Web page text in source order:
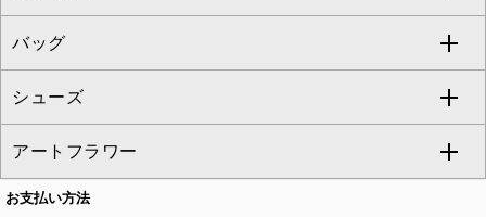
パーカー
タンクトップ・キャミソール
スウェット・ジャージー
その他のトップス
サロペット・オールインワン
その他のパンツ
ショート・ミニ丈スカート
その他のスカート
セットアップ
セットアップジャケット
セットアップパンツ
セットアップスカート
ピーコート
ダッフルコート
チェスターコート
モッズコート
マスク
ストール・マフラー・スヌード
ベルト・サスペンダー
帽子
すべてのアクセサリー
ネックレス
ピアス・イヤリング
ブレスレット・バングル
バッグ
すべてのバッグ
トートバッグ
ショルダーバッグ
シューズ
すべてのシューズ
パンプス
アートフラワー
すべてのアートフラワー
お支払い方法